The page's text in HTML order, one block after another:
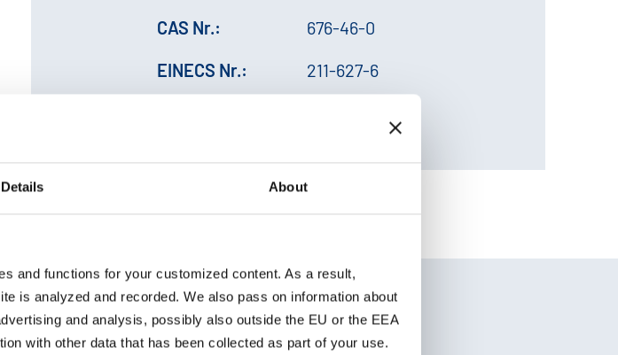
Details About
and functions for your customized content. As a result,
is analyzed and recorded. We also pass on information about
and analysis, possibly also outside the EU or the EEA
with other data that has been collected as part of your use.
CAS Nr.:
676-46-0
EINECS Nr.:
211-627-6